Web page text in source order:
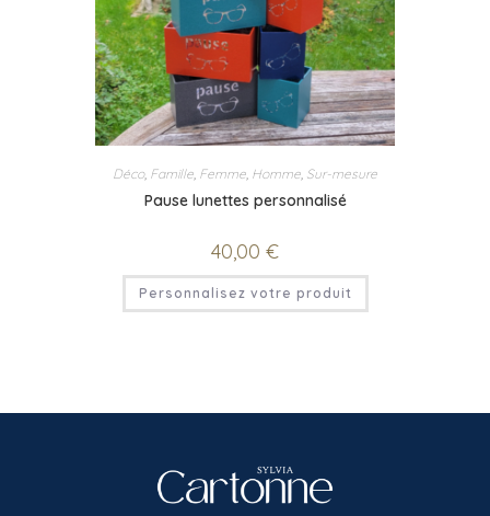
Déco, Famille Femme Homme Sur-mesure
Pause lunettes personnalisé
40,00 €
Personnalisez votre produit